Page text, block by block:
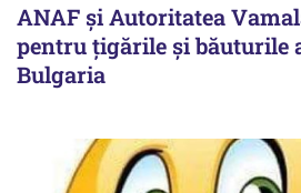
ANAF și Autoritatea
pentru țigările și băuturile
Bulgaria